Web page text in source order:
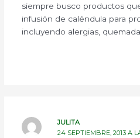
siempre busco productos
infusión de caléndula para
incluyendo alergias,
JULITA
24 SEPTIEMBRE, 2013 A